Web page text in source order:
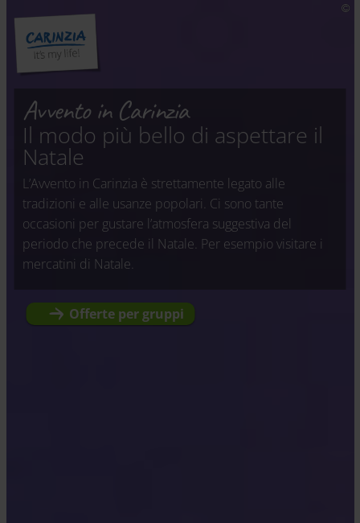
Avvento in Carinzia
Il modo più bello di aspettare il
Natale
L’Avvento in Carinzia è strettamente legato alle
tradizioni e alle usanze popolari. Ci sono tante
occasioni per gustare l’atmosfera suggestiva del
periodo che precede il Natale. Per esempio visitare i
mercatini di Natale.
Offerte per gruppi